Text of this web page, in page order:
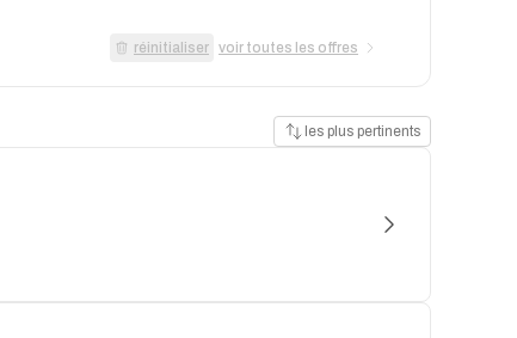
réinitialiser voir toutes les offres
les plus pertinents